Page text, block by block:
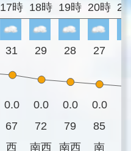
17時 18時 19時 20時
31 29 28 27
0.0 0.0 0.0 0.0
67 72 79 85
西 南西 南西 南